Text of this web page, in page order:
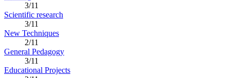
3/11
Scientific research
3/11
New Techniques
2/11
General Pedagogy
3/11
Educational Projects